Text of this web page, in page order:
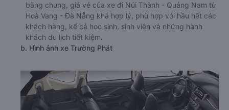
bằng chung, giá vé của xe đi Núi Thành - Quảng Nam từ
Hoà Vang - Đà Nẵng khá hợp lý, phù hợp với hầu hết các
khách hàng, kể cả học sinh, sinh viên và những hành
khách du lịch tiết kiệm.
b. Hình ảnh xe Trường Phát